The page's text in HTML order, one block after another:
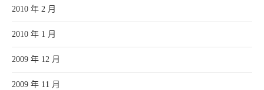
2010 年 2 月
2010 年 1 月
2009 年 12 月
2009 年 11 月